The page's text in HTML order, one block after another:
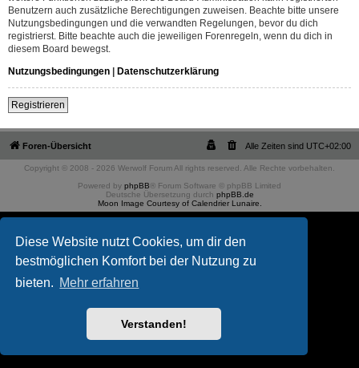
Diese Website nutzt Cookies, um dir den
bestmöglichen Komfort bei der Nutzung zu
bieten. Mehr erfahren
Verstanden!
Benutzern auch zusätzliche Berechtigungen zuweisen. Beachte bitte unsere
Nutzungsbedingungen und die verwandten Regelungen, bevor du dich
registrierst. Bitte beachte auch die jeweiligen Forenregeln, wenn du dich in
diesem Board bewegst.
Nutzungsbedingungen | Datenschutzerklärung
Registrieren
Foren-Übersicht Alle Zeiten sind UTC+02:00
Copyright © 2008 - 2026 Werwolf Forum All rights reserved. Alle Rechte vorbehalten.
Powered by phpBB ® Forum Software © phpBB Limited
Deutsche Übersetzung durch phpBB.de
Moon Image Courtesy of Calendrier Lunaire.